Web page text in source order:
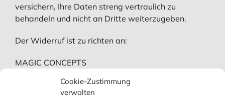
Cookie-Zustimmung
verwalten
versichern, Ihre Daten streng vertraulich zu
behandeln und nicht an Dritte weiterzugeben.
Der Widerruf ist zu richten an:
MAGIC CONCEPTS
D-79183 Waldkirch